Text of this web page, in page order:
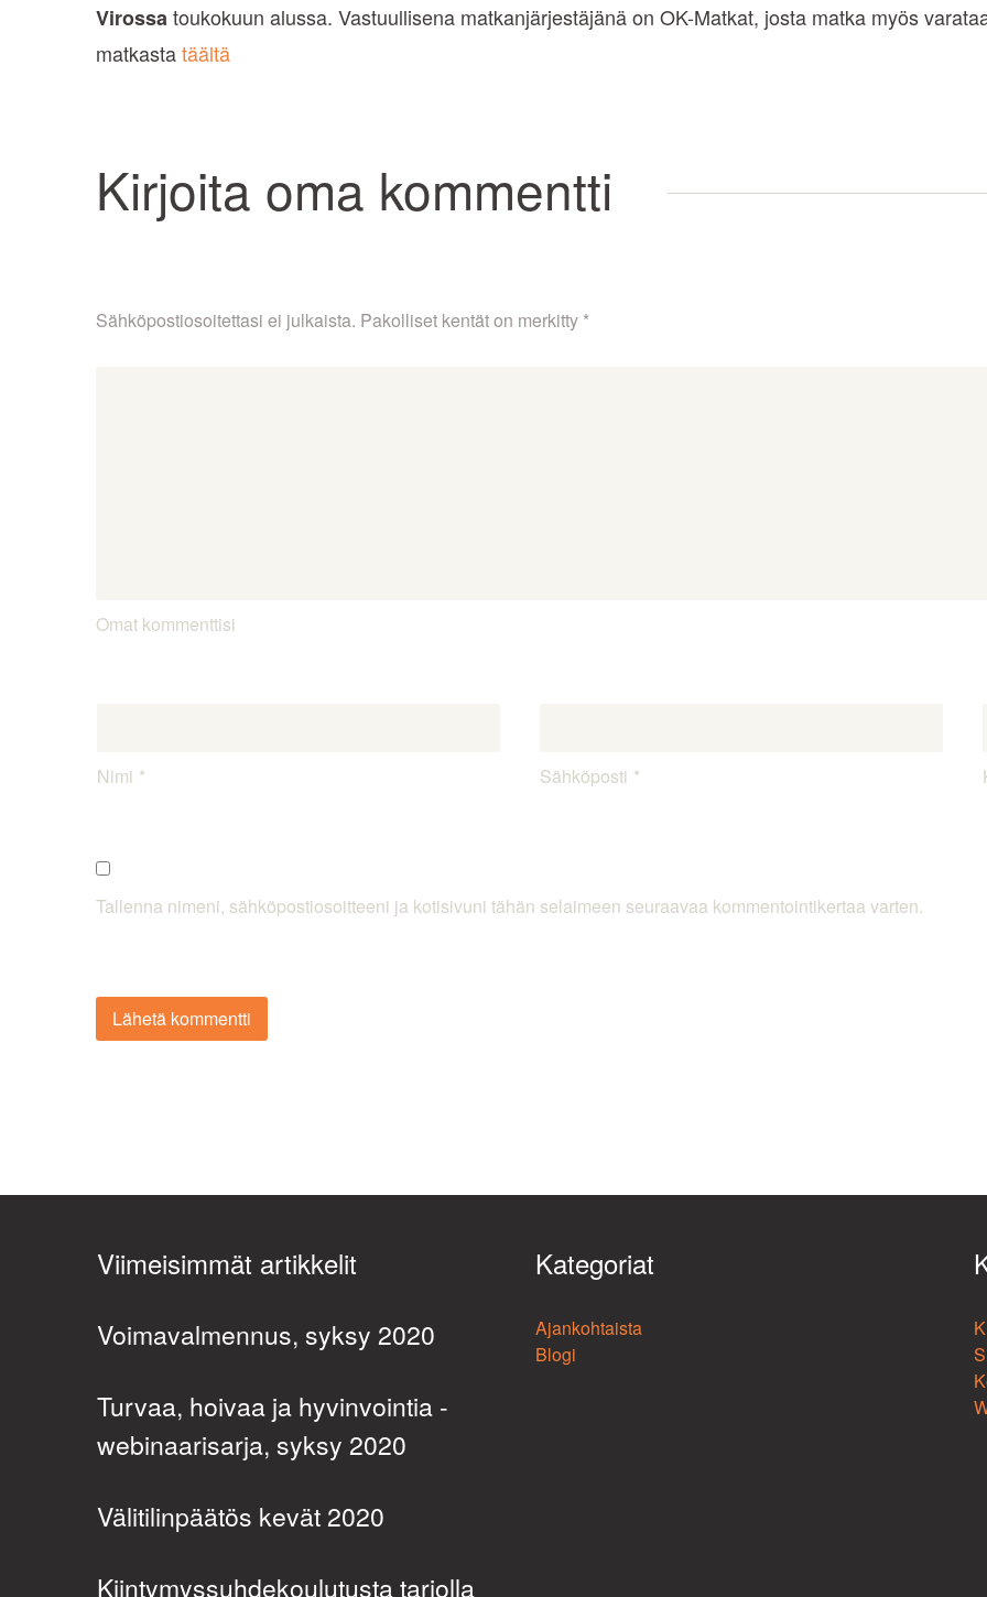
Virossatoukokuun alussa. Vastuullisena matkanjärjestäjänä on OK-Matkat, josta matka myös
matkastatäältä
Kirjoita oma kommentti
Sähköpostiosoitettasi ei julkaista. Pakolliset kentät on merkitty *
Omat kommenttisi
Nimi Sähköposti
Tallenna nimeni, sähköpostiosoitteeni ja kotisivuni tähän selaimeen seuraavaa kommentointikertaa varten.
Viimeisimmät artikkelit
Voimavalmennus, syksy 2020
Turvaa, hoivaa ja hyvinvointia -
webinaarisarja, syksy 2020
Välitilinpäätös kevät 2020
Kiintymyssuhdekoulutusta tarjolla
Kategoriat
Ajankohtaista
Blogi